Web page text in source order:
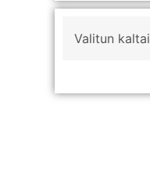
Valitun